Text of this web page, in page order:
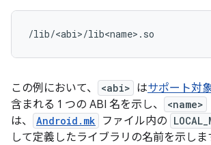
この例において、 <abi> はサポート対
含まれる 1 つの ABI 名を示し、
<name>
は、 Android.mk ファイル内の
して定義したライブラリの名前を示しま